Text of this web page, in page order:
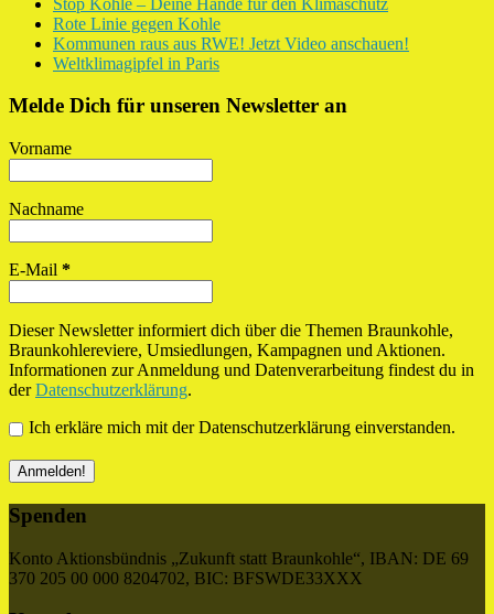
Rote Linie gegen Kohle
Kommunen raus aus RWE! Jetzt Video anschauen!
Weltklimagipfel in Paris
Melde Dich für unseren Newsletter an
Vorname
Nachname
E-Mail *
Dieser Newsletter informiert dich über die Themen Braunkohle,
Braunkohlereviere, Umsiedlungen, Kampagnen und Aktionen.
Informationen zur Anmeldung und Datenverarbeitung findest du in
derDatenschutzerklärung.
Ich erkläre mich mit der Datenschutzerklärung einverstanden.
Spenden
Konto Aktionsbündnis „Zukunft statt Braunkohle“, IBAN: DE 69
370 205 00 000 8204702, BIC: BFSWDE33XXX